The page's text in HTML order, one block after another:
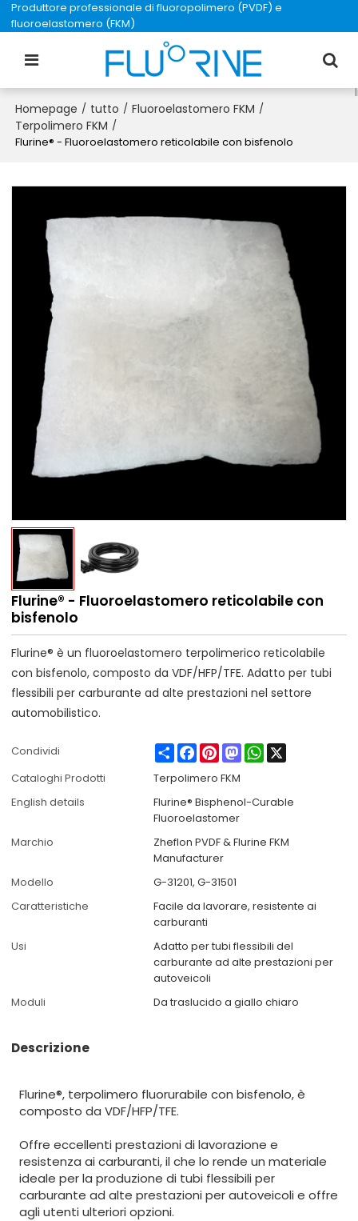
Produttore professionale di fluoropolimero (PVDF) e
fluoroelastomero (FKM)
Homepage / tutto / Fluoroelastomero FKM /
Terpolimero FKM /
Flurine® - Fluoroelastomero reticolabile con bisfenolo
Flurine® - Fluoroelastomero reticolabile con
bisfenolo
Flurine® è un fluoroelastomero terpolimerico reticolabile
con bisfenolo, composto da VDF/HFP/TFE. Adatto per tubi
flessibili per carburante ad alte prestazioni nel settore
automobilistico.
Condividi ShareFacebook
PinterestMastodonWhatsApp
Cataloghi Prodotti
Terpolimero FKM
English details
Flurine® Bisphenol-Curable
Fluoroelastomer
Marchio
Zheflon PVDF & Flurine FKM
Manufacturer
Modello
G-31201, G-31501
Caratteristiche
Facile da lavorare, resistente ai
carburanti
Usi
Adatto per tubi flessibili del
carburante ad alte prestazioni per
autoveicoli
Moduli
Da traslucido a giallo chiaro
Descrizione
Flurine®, terpolimero fluorurabile con bisfenolo, è
composto da VDF/HFP/TFE.
Offre eccellenti prestazioni di lavorazione e
resistenza ai carburanti, il che lo rende un materiale
ideale per la produzione di tubi flessibili per
carburante ad alte prestazioni per autoveicoli e offre
agli utenti ulteriori opzioni.